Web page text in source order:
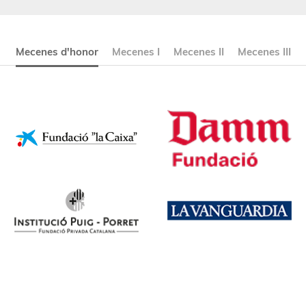
Mecenes d'honor Mecenes I Mecenes II Mecenes III